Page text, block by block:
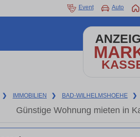
Event Auto
❯ IMMOBILIEN ❯ BAD-WILHELMSHOEHE ❯
Günstige Wohnung mieten in